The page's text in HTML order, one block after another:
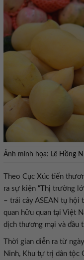
Ảnh minh họa: Lê Hồng
Theo Cục Xúc tiến
ra sự kiện “Thị trường
– trái cây ASEAN tụ hội
quan hữu quan tại Việt
dịch thương mại và đầu
Thời gian diễn ra từ
Ninh, Khu tự trị dân tộc